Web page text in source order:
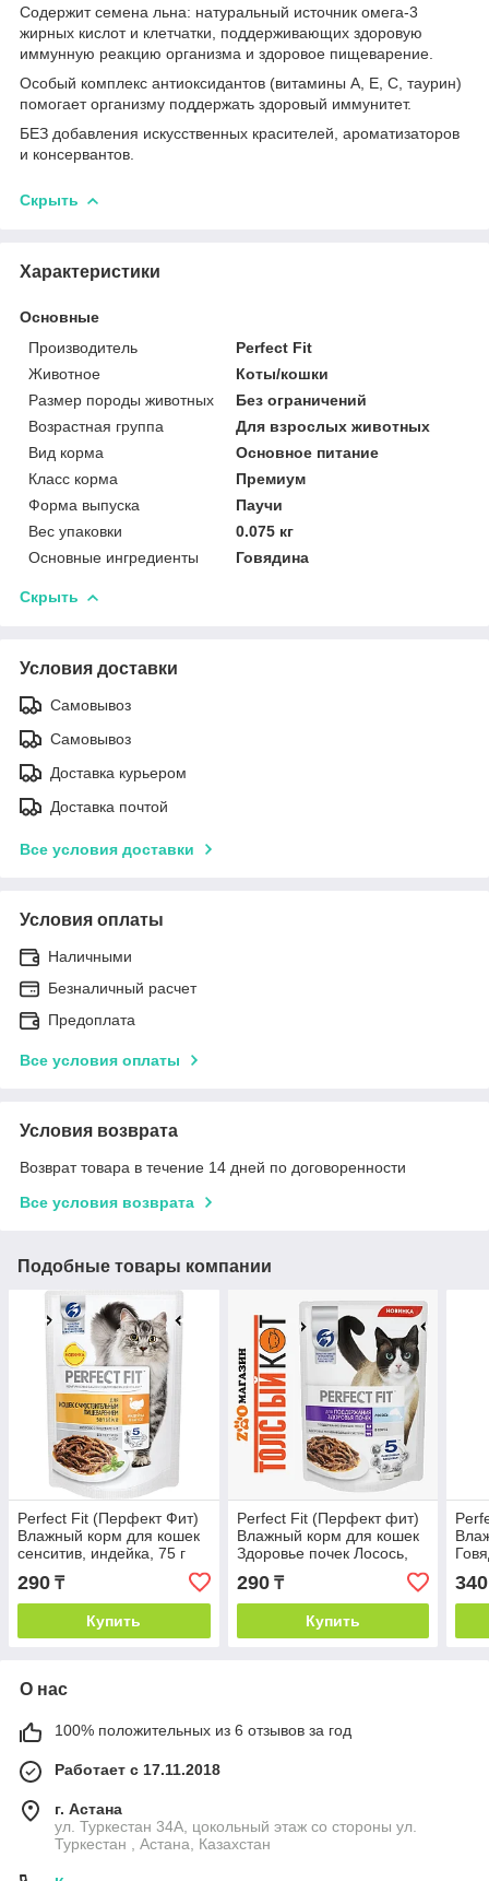
Содержит семена льна: натуральный источник омега-3
жирных кислот и клетчатки, поддерживающих здоровую
иммунную реакцию организма и здоровое пищеварение.
Особый комплекс антиоксидантов (витамины А, Е, С, таурин)
помогает организму поддержать здоровый иммунитет.
БЕЗ добавления искусственных красителей, ароматизаторов
и консервантов.
Скрыть
Характеристики
Основные
Производитель
Perfect Fit
Животное
Коты/кошки
Размер породы животных
Без ограничений
Возрастная группа
Для взрослых животных
Вид корма
Основное питание
Класс корма
Премиум
Форма выпуска
Паучи
Вес упаковки
0.075 кг
Основные ингредиенты
Говядина
Скрыть
Условия доставки
Самовывоз
Самовывоз
Доставка курьером
Доставка почтой
Все условия доставки
Условия оплаты
Наличными
Безналичный расчет
Предоплата
Все условия оплаты
Условия возврата
Возврат товара в течение 14 дней по договоренности
Все условия возврата
Подобные товары компании
Perfect Fit (Перфект Фит)
Влажный корм для кошек
сенситив, индейка, 75 г
290 ₸
Купить
Perfect Fit (Перфект фит)
Влажный корм для кошек
Здоровье почек Лосось,
290₸
Купить
340
О нас
100% положительных из 6 отзывов за год
Работает с 17.11.2018
г. Астана
ул. Туркестан 34А, цокольный этаж со стороны ул.
Туркестан , Астана, Казахстан